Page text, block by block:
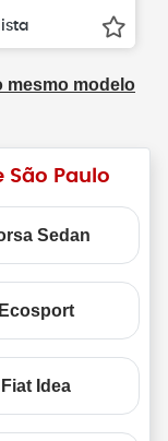
mesmo modelo
São Paulo
Sedan
Ecosport
Fiat Idea